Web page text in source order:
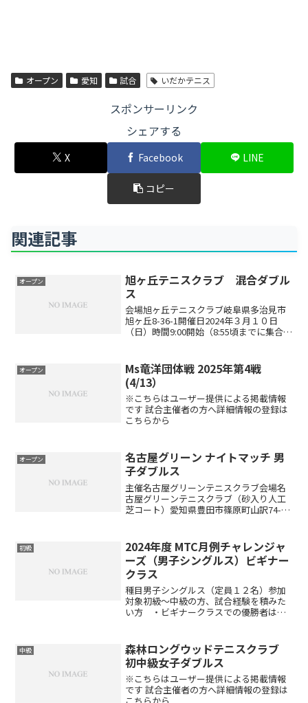
オープン 愛知 試合 いだかテニス
スポンサーリンク
シェアする
X Facebook LINE
コピー
関連記事
オープン
旭ヶ丘テニスクラブ 混合ダブル
ス
会場旭ヶ丘テニスクラブ岐阜県多治見市
旭ヶ丘8-36-1開催日2024年３月１０日
（日）時間9:00開始（8:55頃までに集合）
法エントリーはこちらから※日付、種目...
オープン
Ms竜洋団体戦 2025年第4戦
(4/13）
※こちらはユーザー提供による掲載情報
です 試合主催者の方へ詳細情報の登録は
こちらから
オープン
名古屋グリーン ナイトマッチ 男
子ダブルス
主催名古屋グリーンテニスクラブ会場名
古屋グリーンテニスクラブ（砂入り人工
芝コート）愛知県豊田市篠原町山訳74-1
セル待ちとなります）大会日程開催月開
催日5月18日（土...
初級
2024年度 MTC月例チャレンジャ
ーズ（男子シングルス）ビギナー
クラス
種目男子シングルス（定員１２名）参加
対象初級～中級の方、試合経験を積みた
い方 ・ビギナークラスでの優勝者は、
オープン大会優勝者、インターハイ・イ
ンカレ出場者、県代表にな...
中級
森林ロングウッドテニスクラブ
初中級女子ダブルス
※こちらはユーザー提供による掲載情報
です 試合主催者の方へ詳細情報の登録は